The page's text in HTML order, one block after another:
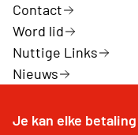
Contact
Word lid
Nuttige Links
Nieuws
Je kan elke